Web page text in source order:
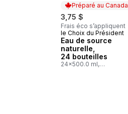
Préparé au Canada
3,75 $
Frais éco s’appliquent
Préparé au Canada
le Choix du Président
Eau de source
naturelle,
24 bouteilles
24x500.0 ml,